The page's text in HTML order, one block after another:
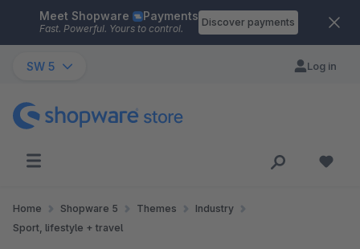
Skip to main content
Meet Shopware Payments
Fast. Powerful. Yours to control.
Discover payments
SW 5 Log in
Home Shopware 5 Themes
Industry
Sport, lifestyle + travel